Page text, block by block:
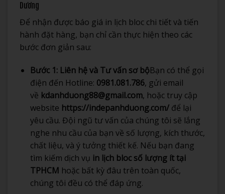
Dương
Để nhận được báo giá in lịch bloc chi tiết và tiến
hành đặt hàng, bạn chỉ cần thực hiện theo các
bước đơn giản sau:
Bước 1: Liên hệ và Tư vấn sơ bộBạn có thể gọi
điện đến Hotline: 0981.081.786, gửi email
về kdanhduong88@gmail.com, hoặc truy cập
website https://indepanhduong.com/để lại
yêu cầu. Đội ngũ tư vấn của chúng tôi sẽ lắng
nghe nhu cầu của bạn về số lượng, kích thước,
chất liệu, và ý tưởng thiết kế. Nếu bạn đang
tìm kiếm dịch vụ in lịch bloc số lượng ít tại
TPHCM hoặc bất kỳ đâu trên toàn quốc,
chúng tôi đều có thể đáp ứng.